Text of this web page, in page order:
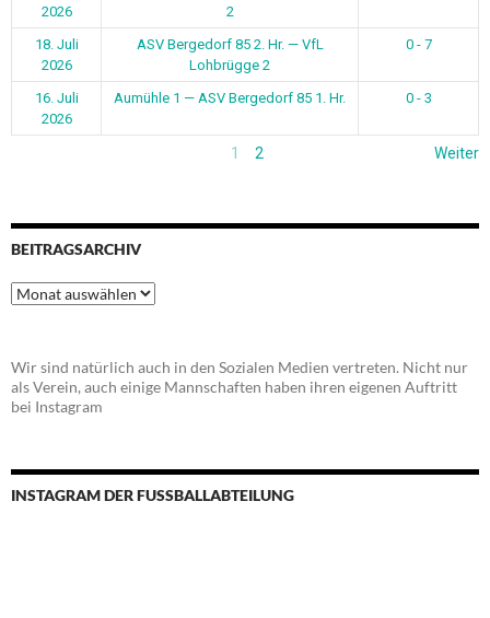
2026
2
18. Juli
2026
ASV Bergedorf 85 2. Hr. — VfL
Lohbrügge 2
0 - 7
16. Juli
2026
Aumühle 1 — ASV Bergedorf 85 1. Hr. 0 - 3
1 2 Weiter
BEITRAGSARCHIV
Beitragsarchiv
Wir sind natürlich auch in den Sozialen Medien vertreten. Nicht nur
als Verein, auch einige Mannschaften haben ihren eigenen Auftritt
bei Instagram
INSTAGRAM DER FUSSBALLABTEILUNG